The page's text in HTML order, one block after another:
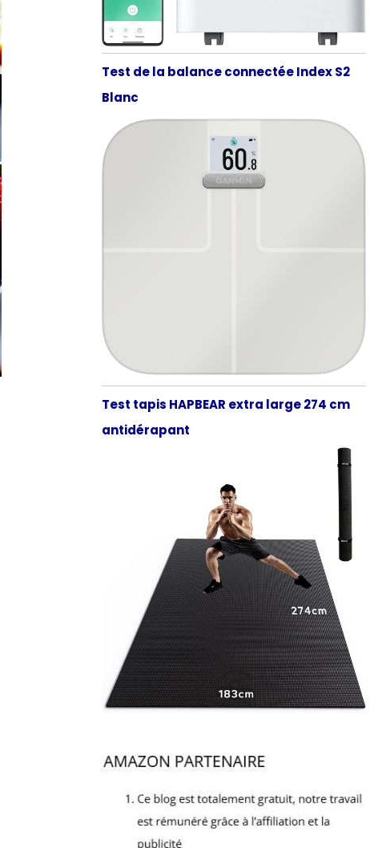
Test de la balance connectée Index S2
Blanc
Test tapis HAPBEAR extra large 274 cm
antidérapant